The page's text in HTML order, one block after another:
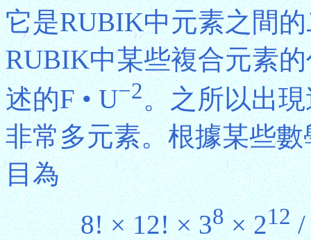
它是RUBIK中元素之間
RUBIK中某些複合元素
述的F • U−2。之所以出
非常多元素。根據某些
目為
8! × 12! × 38× 212/